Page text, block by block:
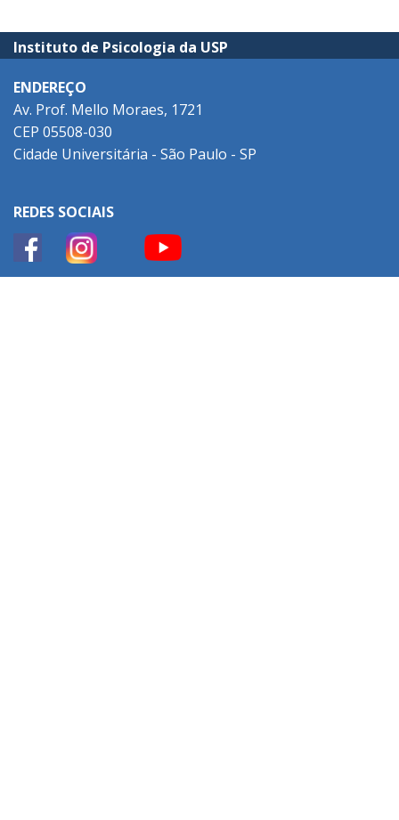
Instituto de Psicologia da USP
ENDEREÇO
Av. Prof. Mello Moraes, 1721
CEP 05508-030
Cidade Universitária - São Paulo - SP
REDES SOCIAIS